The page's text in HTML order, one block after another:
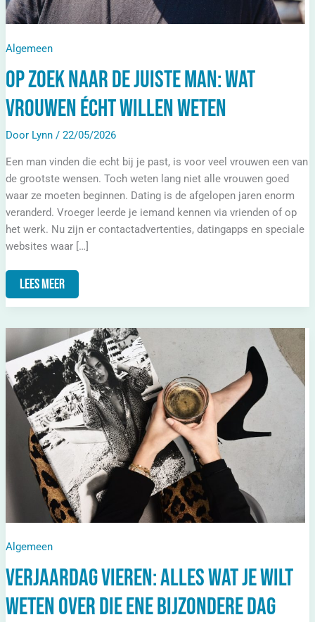
Algemeen
Op zoek naar de juiste man: wat
vrouwen écht willen weten
Door Lynn/22/05/2026
Een man vinden die echt bij je past, is voor veel vrouwen een van
de grootste wensen. Toch weten lang niet alle vrouwen goed
waar ze moeten beginnen. Dating is de afgelopen jaren enorm
veranderd. Vroeger leerde je iemand kennen via vrienden of op
het werk. Nu zijn er contactadvertenties, datingapps en speciale
websites waar […]
Lees Meer
Algemeen
Verjaardag vieren: alles wat je wilt
weten over die ene bijzondere dag
Verjaardag
Vieren:
Alles
Wat
Je
Wilt
Weten
Over
Die
Ene
Bijzondere